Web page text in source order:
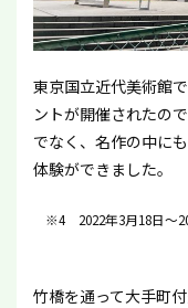
東京国立近代美術館
ントが開催されたの
でなく、名作の中に
体験ができました。
※4 2022年3月18日～
竹橋を通って大手町